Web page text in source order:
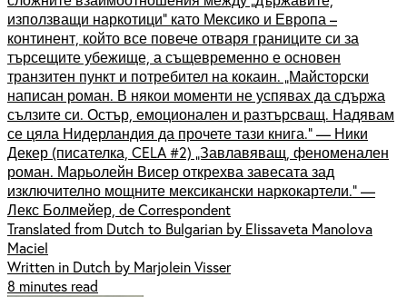
използващи наркотици“ като Мексико и Европа –
континент, който все повече отваря границите си за
търсещите убежище, а същевременно е основен
транзитен пункт и потребител на кокаин. „Майсторски
написан роман. В някои моменти не успявах да сдържа
сълзите си. Остър, емоционален и разтърсващ. Надявам
се цяла Нидерландия да прочете тази книга.“ — Ники
Декер (писателка, CELA #2) „Завлавяващ, феноменален
роман. Марьолейн Висер открехва завесата зад
изключително мощните мексикански наркокартели.“ —
Лекс Болмейер, de Correspondent
Translated from Dutch to Bulgarian by Elissaveta Manolova
Maciel
Written in Dutch by Marjolein Visser
8 minutes read